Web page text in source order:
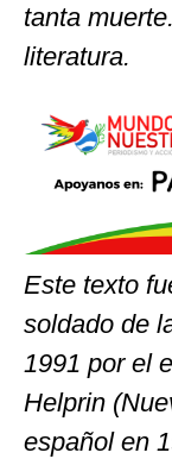
tanta
literatura.
Este texto
soldado de
1991 por el
Helprin
español en